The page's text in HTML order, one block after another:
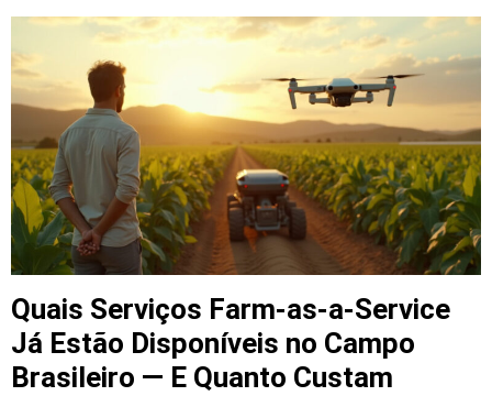
Quais Serviços Farm-as-a-Service
Já Estão Disponíveis no Campo
Brasileiro — E Quanto Custam